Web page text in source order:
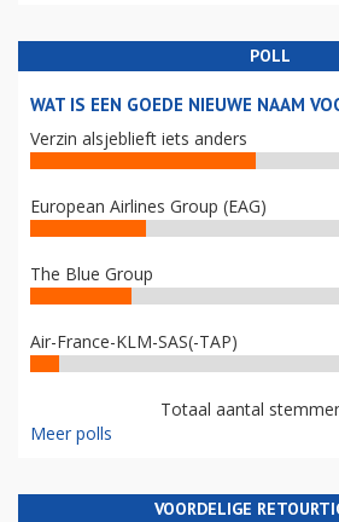
POLL
WAT IS EEN GOEDE NIEUWE NAAM
Verzin alsjeblieft iets anders
European Airlines Group (EAG)
The Blue Group
Air-France-KLM-SAS(-TAP)
Totaal aantal
Meer polls
VOORDELIGE